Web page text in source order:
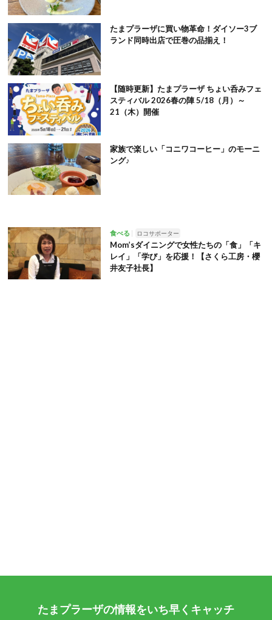
たまプラーザに買い物革命！ダイソー3ブ
ランド同時出店で圧巻の品揃え！
【随時更新】たまプラーザ ちょい呑みフェ
スティバル 2026春の陣 5/18（月）～
21（木）開催
家族で楽しい「コニワコーヒー」のモーニ
ング♪
食べる ロコサポーター
Mom’sダイニングで女性たちの「食」「キ
レイ」「学び」を応援！【さくら工房・櫻
井友子社長】
たまプラーザの情報をいち早くキャッチ